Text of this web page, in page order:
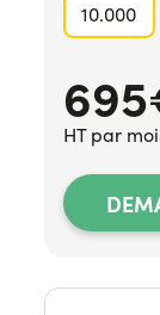
10.000
HT par